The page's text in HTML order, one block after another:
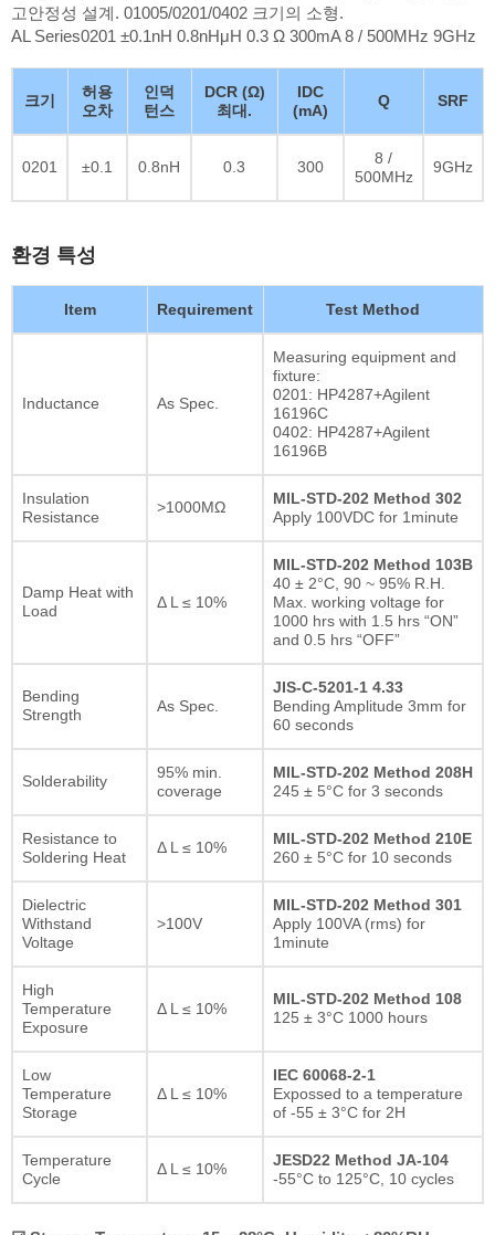
고안정성 설계. 01005/0201/0402 크기의 소형.
AL Series0201 ±0.1nH 0.8nHμH 0.3 Ω 300mA 8 / 500MHz 9GHz
크기
허용
오차
인덕
턴스
DCR (Ω)
최대.
IDC
(mA)
Q SRF
0201 ±0.1 0.8nH 0.3 300
8 /
500MHz
9GHz
환경 특성
Item Requirement Test Method
Inductance As Spec.
Measuring equipment and
fixture:
0201: HP4287+Agilent
16196C
0402: HP4287+Agilent
16196B
Insulation
Resistance
>1000MΩ
MIL-STD-202 Method 302
Apply 100VDC for 1minute
Damp Heat with
Load
Δ L ≤ 10%
MIL-STD-202 Method 103B
40 ± 2°C, 90 ~ 95% R.H.
Max. working voltage for
1000 hrs with 1.5 hrs “ON”
and 0.5 hrs “OFF”
Bending
Strength
As Spec.
JIS-C-5201-1 4.33
Bending Amplitude 3mm for
60 seconds
Solderability
95% min.
coverage
MIL-STD-202 Method 208H
245 ± 5°C for 3 seconds
Resistance to
Soldering Heat
Δ L ≤ 10%
MIL-STD-202 Method 210E
260 ± 5°C for 10 seconds
Dielectric
Withstand
Voltage
>100V
MIL-STD-202 Method 301
Apply 100VA (rms) for
1minute
High
Temperature
Exposure
Δ L ≤ 10%
MIL-STD-202 Method 108
125 ± 3°C 1000 hours
Low
Temperature
Storage
Δ L ≤ 10%
IEC 60068-2-1
Expossed to a temperature
of -55 ± 3°C for 2H
Temperature
Cycle
Δ L ≤ 10%
JESD22 Method JA-104
-55°C to 125°C, 10 cycles